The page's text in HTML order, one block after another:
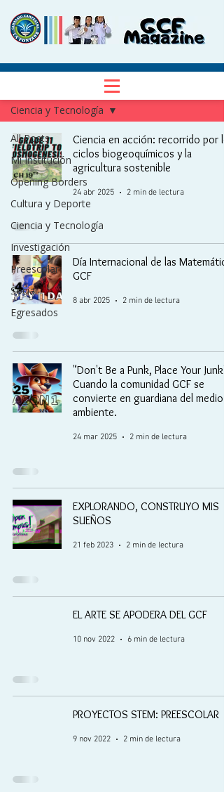
All Posts
Mi Institución
Opening Borders
Cultura y Deporte
Ciencia y Tecnología
Investigación
Preescolar
Social
Egresados
Ciencia y Tecnología
Ciencia en acción: recorrido por
ciclos biogeoquímicos y la
agricultura sostenible
24 abr 2025 2 min de lectura
Día Internacional de las
GCF
8 abr 2025 2 min de lectura
"Don't Be a Punk, Place Your Junk".
Cuando la comunidad GCF se
convierte en guardiana del medio
ambiente.
24 mar 2025 2 min de lectura
EXPLORANDO, CONSTRUYO MIS
SUEÑOS
21 feb 2023 2 min de lectura
EL ARTE SE APODERA DEL GCF
10 nov 2022 6 min de lectura
PROYECTOS STEM: PREESCOLAR
9 nov 2022 2 min de lectura